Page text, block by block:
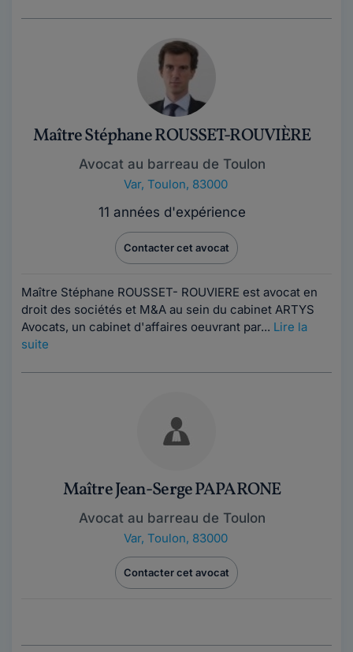
Maître Stéphane ROUSSET-ROUVIÈRE
Avocat au barreau de Toulon
Var, Toulon, 83000
11 années d'expérience
Contacter cet avocat
Maître Stéphane ROUSSET- ROUVIERE est avocat en
droit des sociétés et M&A au sein du cabinet ARTYS
Avocats, un cabinet d'affaires oeuvrant par... Lire la
suite
Maître Jean-Serge PAPARONE
Avocat au barreau de Toulon
Var, Toulon, 83000
Contacter cet avocat